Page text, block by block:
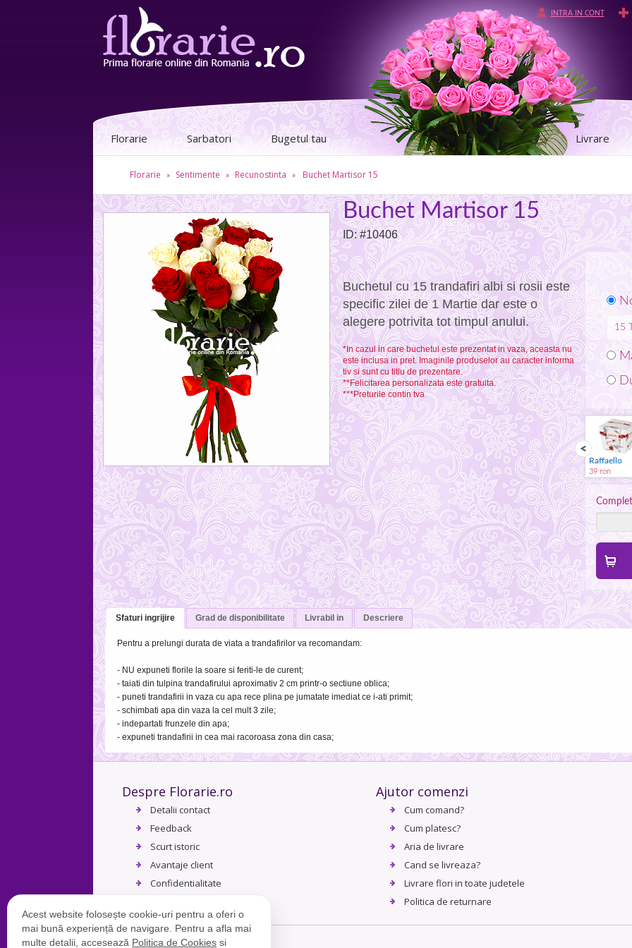
INTRA IN CONT
Livrare
Florarie Sarbatori Bugetul tau
Florarie » Sentimente » Recunostinta » Buchet Martisor 15
Buchet Martisor 15
ID: #10406
Buchetul cu 15 trandafiri albi si rosii este
specific zilei de 1 Martie dar este o
alegere potrivita tot timpul anului.
*In cazul in care buchetul este prezentat in vaza, aceasta nu
este inclusa in pret. Imaginile produselor au caracter informa
tiv si sunt cu titlu de prezentare.
**Felicitarea personalizata este gratuita.
***Preturile contin tva
15
Spumant
59 ron
Jucarie plus
59 ron
Vaza
59 ron
Raffaello
39 ron
Sfaturi ingrijire Grad de disponibilitate Livrabil in Descriere
Pentru a prelungi durata de viata a trandafirilor va recomandam:
- NU expuneti florile la soare si feriti-le de curent;
- taiati din tulpina trandafirului aproximativ 2 cm printr-o sectiune oblica;
- puneti trandafirii in vaza cu apa rece plina pe jumatate imediat ce i-ati primit;
- schimbati apa din vaza la cel mult 3 zile;
- indepartati frunzele din apa;
- expuneti trandafirii in cea mai racoroasa zona din casa;
Despre Florarie.ro
Detalii contact
Feedback
Scurt istoric
Avantaje client
Confidentialitate
Ajutor comenzi
Cum comand?
Cum platesc?
Aria de livrare
Cand se livreaza?
Livrare flori in toate judetele
Politica de returnare
Acest website folosește cookie-uri pentru a oferi o
mai bună experiență de navigare. Pentru a afla mai
multe detalii, accesează Politica de Cookies si